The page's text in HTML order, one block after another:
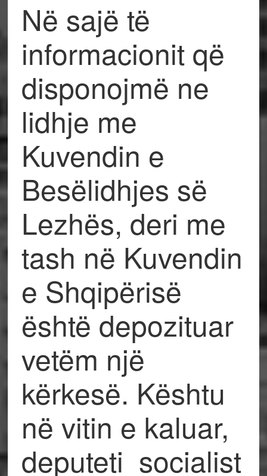
Në sajë të
informacionit që
disponojmë ne
lidhje me
Kuvendin e
Besëlidhjes së
Lezhës, deri me
tash në Kuvendin
e Shqipërisë
është depozituar
vetëm një
kërkesë. Kështu
në vitin e kaluar,
deputeti socialist